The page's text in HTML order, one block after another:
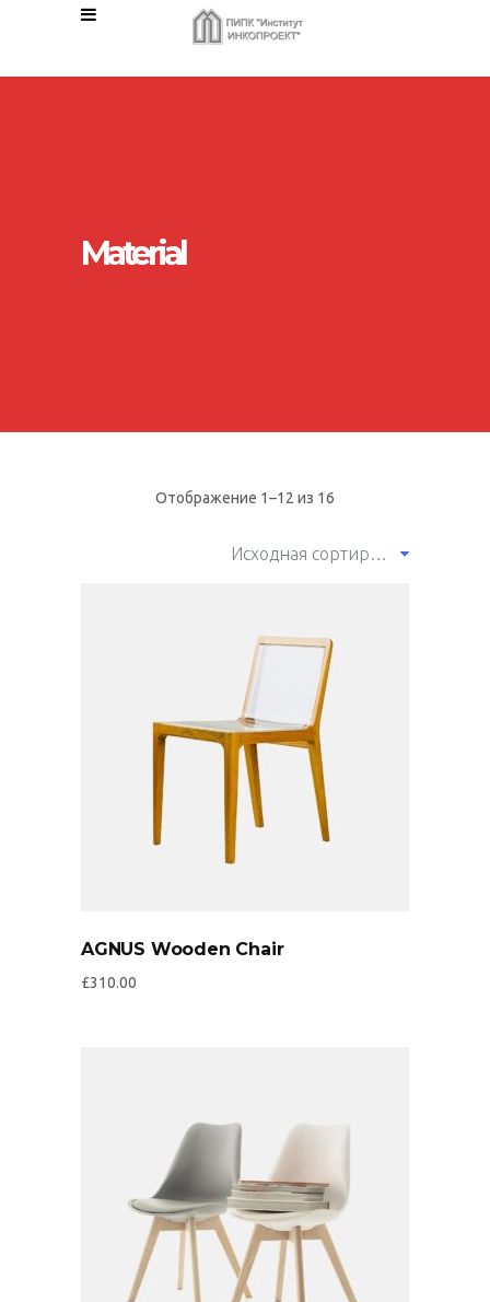
Material
Отображение 1–12 из 16
Исходная сортировка
AGNUS Wooden Chair
£310.00